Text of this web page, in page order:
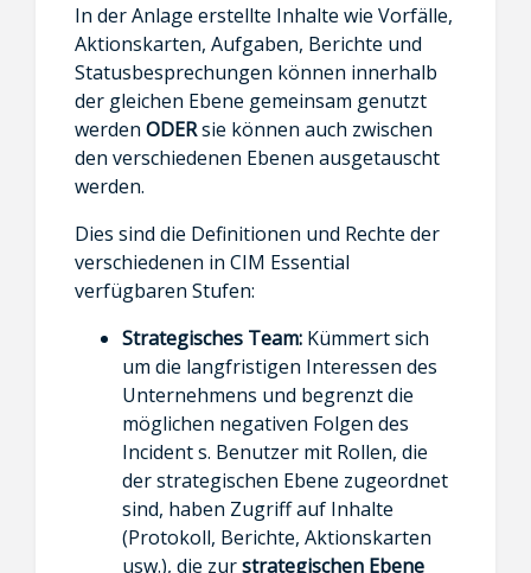
In der Anlage erstellte Inhalte wie Vorfälle,
Aktionskarten, Aufgaben, Berichte und
Statusbesprechungen können innerhalb
der gleichen Ebene gemeinsam genutzt
werden ODERsie können auch zwischen
den verschiedenen Ebenen ausgetauscht
werden.
Dies sind die Definitionen und Rechte der
verschiedenen in CIM Essential
verfügbaren Stufen:
Strategisches Team:Kümmert sich
um die langfristigen Interessen des
Unternehmens und begrenzt die
möglichen negativen Folgen des
Incident s. Benutzer mit Rollen, die
der strategischen Ebene zugeordnet
sind, haben Zugriff auf Inhalte
(Protokoll, Berichte, Aktionskarten
usw.), die zurstrategischen Ebene